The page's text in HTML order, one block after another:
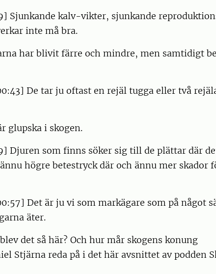
Sjunkande kalv-vikter, sjunkande
inte må bra.
har blivit färre och mindre, men samtidigt
De tar ju oftast en rejäl tugga eller två
glupska i skogen.
Djuren som finns söker sig till de plättar där
högre betestryck där och ännu mer skador
Det är ju vi som markägare som på något
äter.
det så här? Och hur mår skogens konung
Stjärna reda på i det här avsnittet av podden